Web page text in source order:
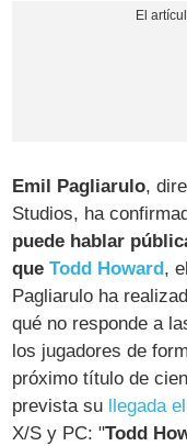
Emil Pagliarulo,
Studios, ha
puede hablar
queTodd Howard,
Pagliarulo ha
qué no responde a
los jugadores de
próximo título de
prevista su llegada
X/S y PC: "Todd